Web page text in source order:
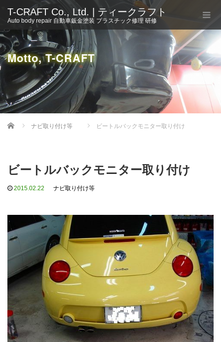
T-CRAFT Co., Ltd. | ティークラフト
Auto body repair 自動車鈑金塗装 プラスチック修理 研修
Motto, T-CRAFT
Home ナビ取り付け等 ビートルバックモニター取り付け
ビートルバックモニター取り付け
2015.02.22 ナビ取り付け等